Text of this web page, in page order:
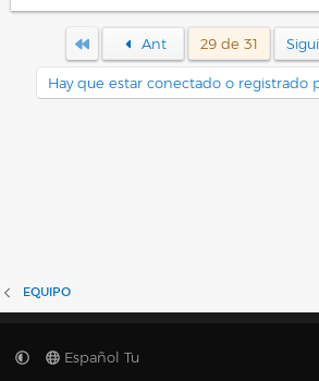
PrimeroAnt 29 de 31
Hay que estar conectado o registrado
EQUIPO
Español Tu